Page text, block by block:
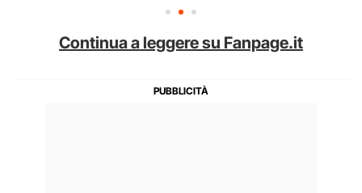
Continua a leggere su Fanpage.it